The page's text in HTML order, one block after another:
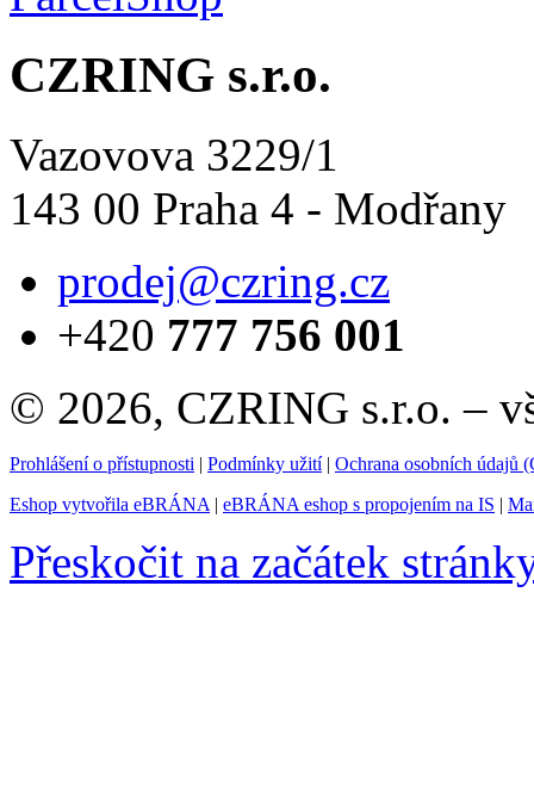
CZRING s.r.o.
Vazovova 3229/1
143 00 Praha 4 - Modřany
prodej@czring.cz
+420 777 756 001
© 2026, CZRING s.r.o. –
Prohlášení o přístupnosti | Podmínky užití| Ochrana osobních údajů
Eshop vytvořila eBRÁNA | eBRÁNA eshop s propojením na IS |
Přeskočit na začátek